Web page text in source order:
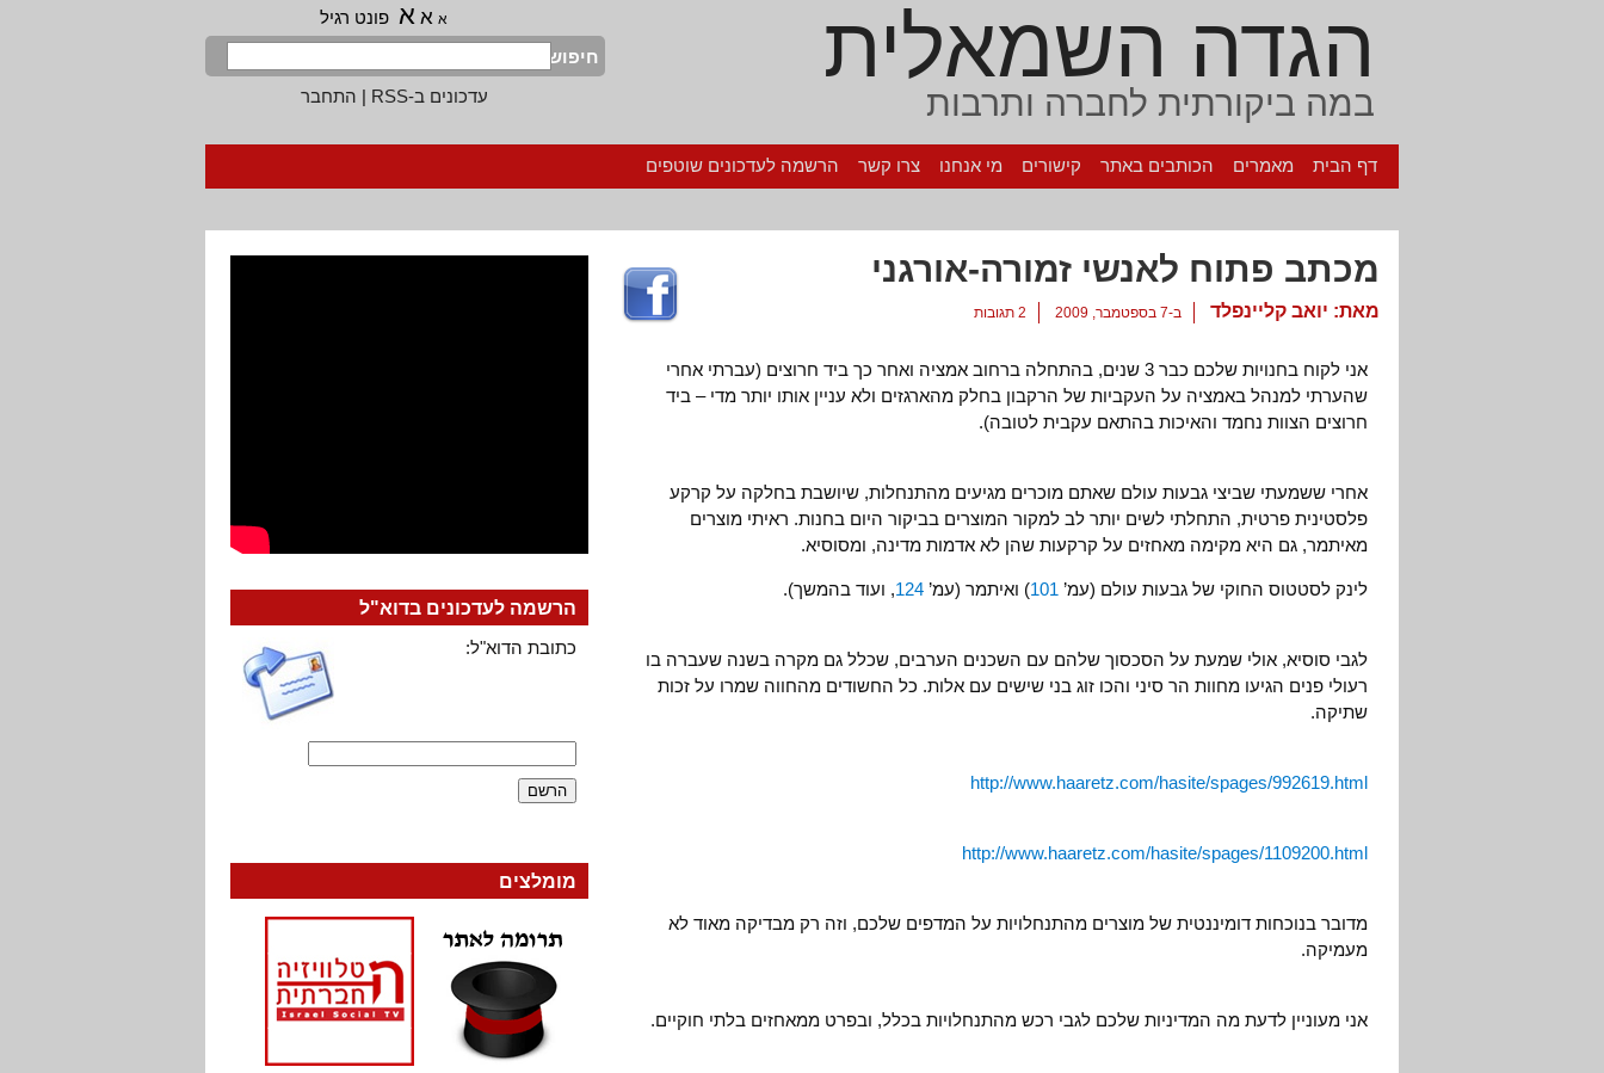
הגדה השמאלית
במה ביקורתית לחברה ותרבות
א א א פונט רגיל
חיפוש
עדכונים ב-RSS
| התחבר
דף הבית מאמרים הכותבים באתר קישורים מי אנחנו צרו קשר הרשמה לעדכונים שוטפים
מכתב פתוח לאנשי זמורה-אורגני
מאת: יואב קליינפלד ב-7 בספטמבר, 2009 2 תגובות
אני לקוח בחנויות שלכם כבר 3 שנים, בהתחלה ברחוב אמציה ואחר כך ביד חרוצים (עברתי אחרי
שהערתי למנהל באמציה על העקביות של הרקבון בחלק מהארגזים ולא עניין אותו יותר מדי – ביד
חרוצים הצוות נחמד והאיכות בהתאם עקבית לטובה).
אחרי ששמעתי שביצי גבעות עולם שאתם מוכרים מגיעים מהתנחלות, שיושבת בחלקה על קרקע
פלסטינית פרטית, התחלתי לשים יותר לב למקור המוצרים בביקור היום בחנות. ראיתי מוצרים
מאיתמר, גם היא מקימה מאחזים על קרקעות שהן לא אדמות מדינה, ומסוסיא.
לינק לסטטוס החוקי של גבעות עולם (עמ’ 101) ואיתמר (עמ’ 124, ועוד בהמשך).
לגבי סוסיא, אולי שמעת על הסכסוך שלהם עם השכנים הערבים, שכלל גם מקרה בשנה שעברה בו
רעולי פנים הגיעו מחוות הר סיני והכו זוג בני שישים עם אלות. כל החשודים מהחווה שמרו על זכות
שתיקה.
http://www.haaretz.com/hasite/spages/992619.html
http://www.haaretz.com/hasite/spages/1109200.html
מדובר בנוכחות דומיננטית של מוצרים מהתנחלויות על המדפים שלכם, וזה רק מבדיקה מאוד לא
מעמיקה.
אני מעוניין לדעת מה המדיניות שלכם לגבי רכש מהתנחלויות בכלל, ובפרט ממאחזים בלתי חוקיים.
הרשמה לעדכונים בדוא"ל
כתובת הדוא"ל:
מומלצים